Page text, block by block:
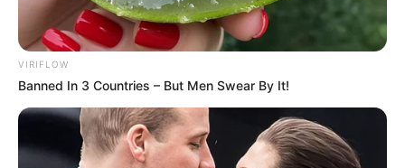
VIRIFLOW
Banned In 3 Countries – But Men Swear By It!